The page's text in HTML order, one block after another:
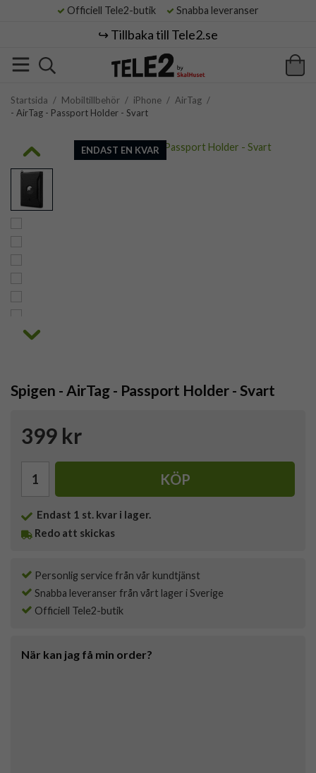
Officiell Tele2-butik Snabba leveranser
↪️ Tillbaka till Tele2.se
Startsida / Mobiltillbehör / iPhone / AirTag /
- AirTag - Passport Holder - Svart
ENDAST EN KVAR
Spigen - AirTag - Passport Holder - Svart
399 kr
KÖP
Endast 1 st. kvar i lager.
Redo att skickas
Personlig service från vår kundtjänst
Snabba leveranser från vårt lager i Sverige
Officiell Tele2-butik
När kan jag få min order?